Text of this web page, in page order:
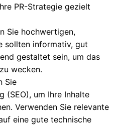
PR-Strategie gezielt
Sie hochwertigen,
sollten informativ, gut
gestaltet sein, um das
wecken.
Sie
(SEO), um Ihre Inhalte
Verwenden Sie relevante
eine gute technische